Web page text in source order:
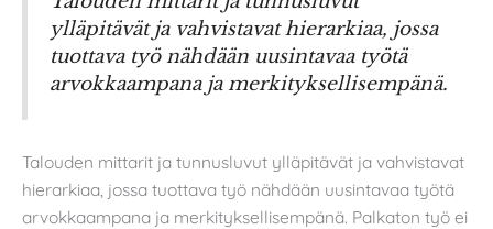
ylläpitävät ja vahvistavat hierarkiaa, jossa
tuottava työ nähdään uusintavaa työtä
arvokkaampana ja merkityksellisempänä.
Talouden mittarit ja tunnusluvut ylläpitävät ja vahvistavat
hierarkiaa, jossa tuottava työ nähdään uusintavaa työtä
arvokkaampana ja merkityksellisempänä. Palkaton työ ei